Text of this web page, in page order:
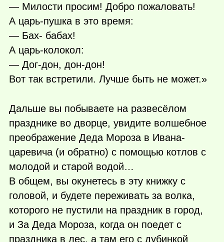
— Милости просим! Добро пожаловать!
А царь-пушка в это время:
— Бах- бабах!
А царь-колокол:
— Дог-дон, дон-дон!
Вот так встретили. Лучше быть не может.»
Дальше вы побываете на развесёлом
празднике во дворце, увидите волшебное
преображение Деда Мороза в Ивана-
царевича (и обратно) с помощью котлов с
молодой и старой водой…
В общем, вы окунетесь в эту книжку с
головой, и будете переживать за волка,
которого не пустили на праздник в город,
и За Деда Мороза, когда он поедет с
праздника в лес, а там его с дубинкой